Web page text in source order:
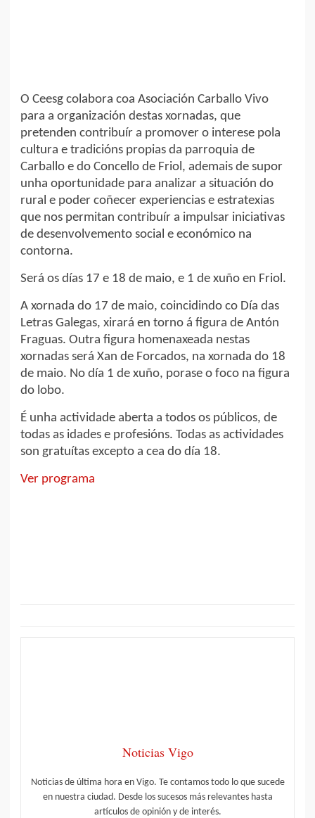
O Ceesg colabora coa Asociación Carballo Vivo
para a organización destas xornadas, que
pretenden contribuír a promover o interese pola
cultura e tradicións propias da parroquia de
Carballo e do Concello de Friol, ademais de supor
unha oportunidade para analizar a situación do
rural e poder coñecer experiencias e estratexias
que nos permitan contribuír a impulsar iniciativas
de desenvolvemento social e económico na
contorna.
Será os días 17 e 18 de maio, e 1 de xuño en Friol.
A xornada do 17 de maio, coincidindo co Día das
Letras Galegas, xirará en torno á figura de Antón
Fraguas. Outra figura homenaxeada nestas
xornadas será Xan de Forcados, na xornada do 18
de maio. No día 1 de xuño, porase o foco na figura
do lobo.
É unha actividade aberta a todos os públicos, de
todas as idades e profesións. Todas as actividades
son gratuítas excepto a cea do día 18.
Ver programa
Noticias Vigo
Noticias de última hora en Vigo. Te contamos todo lo que sucede
en nuestra ciudad. Desde los sucesos más relevantes hasta
artículos de opinión y de interés.